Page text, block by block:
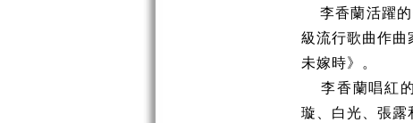
李香蘭活躍的
級流行歌曲作
未嫁時》。
李香蘭唱紅的
璇、白光、張露